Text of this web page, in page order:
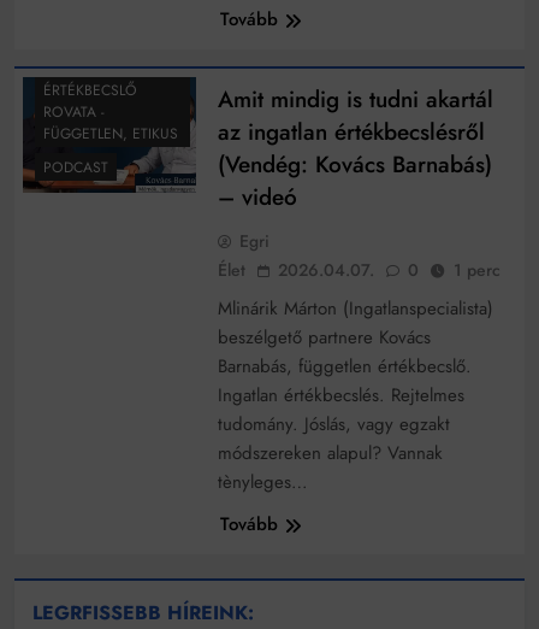
Tovább
BARNABÁS
ÉRTÉKBECSLŐ
ROVATA -
FÜGGETLEN, ETIKUS
PODCAST
Amit mindig is tudni akartál
az ingatlan értékbecslésről
(Vendég: Kovács Barnabás)
– videó
Egri
Élet
2026.04.07. 0 1 perc
Mlinárik Márton (Ingatlanspecialista)
beszélgető partnere Kovács
Barnabás, független értékbecslő.
Ingatlan értékbecslés. Rejtelmes
tudomány. Jóslás, vagy egzakt
módszereken alapul? Vannak
tènyleges…
Tovább
LEGRFISSEBB HÍREINK: